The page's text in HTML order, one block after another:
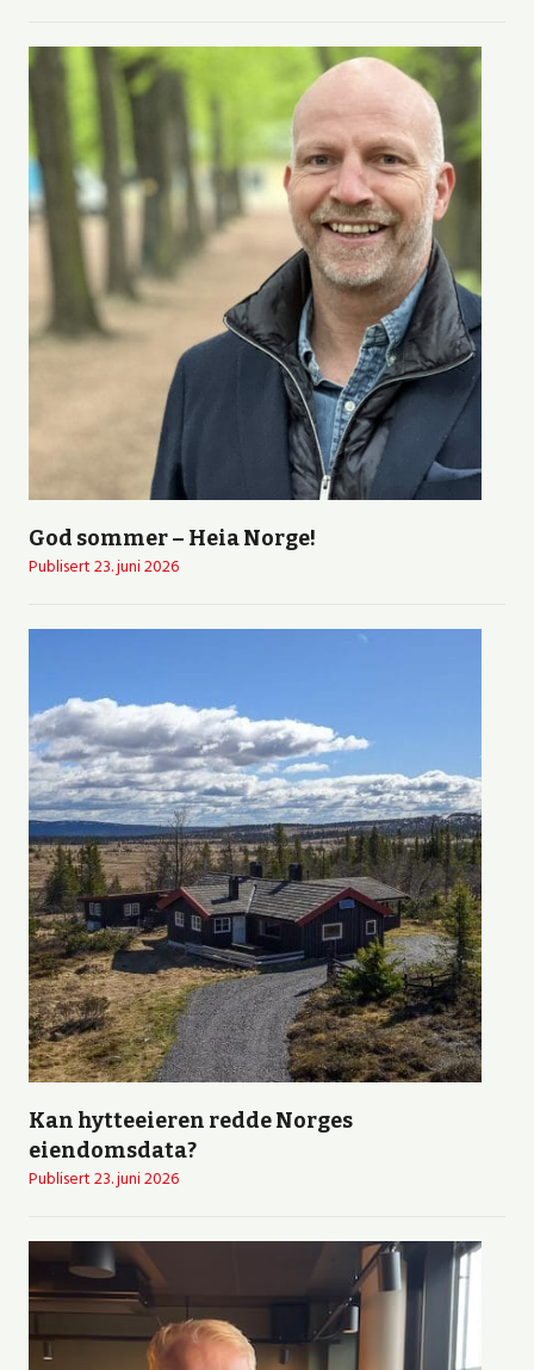
God sommer – Heia Norge!
Publisert23. juni 2026
Kan hytteeieren redde Norges
eiendomsdata?
Publisert23. juni 2026